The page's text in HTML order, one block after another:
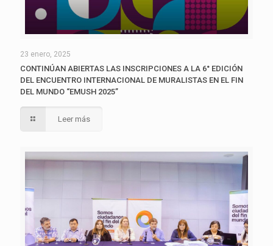
23 enero, 2025
CONTINÚAN ABIERTAS LAS INSCRIPCIONES A LA 6° EDICIÓN
DEL ENCUENTRO INTERNACIONAL DE MURALISTAS EN EL FIN
DEL MUNDO “EMUSH 2025”
Leer más